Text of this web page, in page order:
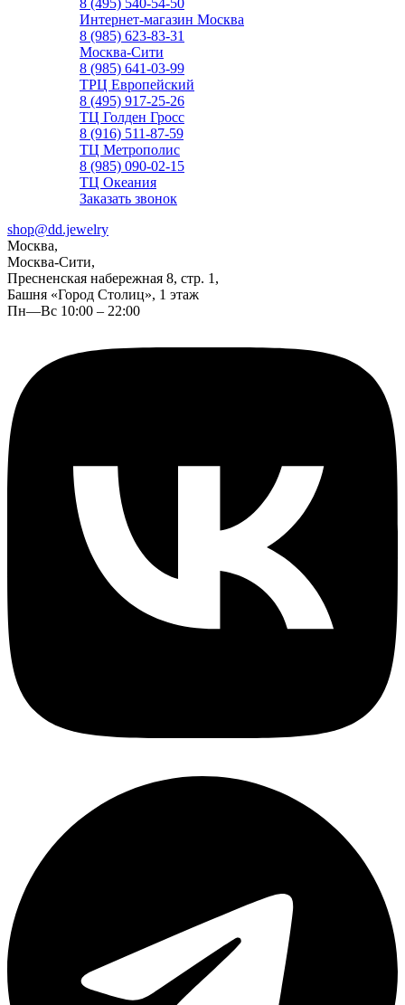
8 (495) 540-54-50
Интернет-магазин Москва
8 (985) 623-83-31
Москва-Сити
8 (985) 641-03-99
ТРЦ Европейский
8 (495) 917-25-26
ТЦ Голден Гросс
8 (916) 511-87-59
ТЦ Метрополис
8 (985) 090-02-15
ТЦ Океания
Заказать звонок
shop@dd.jewelry
Москва,
Москва-Сити,
Пресненская набережная 8, стр. 1,
Башня «Город Столиц», 1 этаж
Пн—Вс 10:00 – 22:00